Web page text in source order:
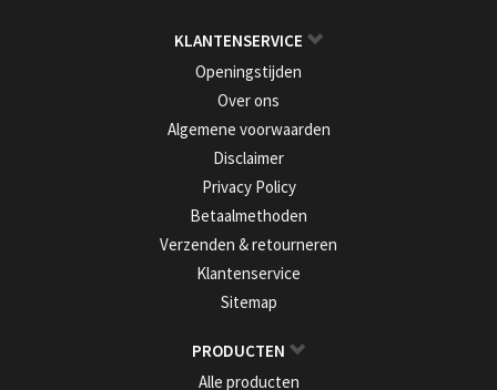
KLANTENSERVICE
Openingstijden
Over ons
Algemene voorwaarden
Disclaimer
Privacy Policy
Betaalmethoden
Verzenden & retourneren
Klantenservice
Sitemap
PRODUCTEN
Alle producten